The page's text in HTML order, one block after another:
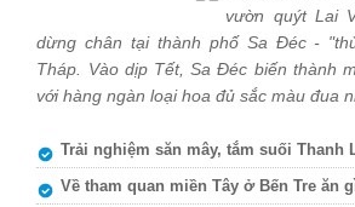
vườn quýt Lai
dừng chân tại thành phố Sa Đéc -
Tháp. Vào dịp Tết, Sa Đéc biến thành
với hàng ngàn loại hoa đủ sắc màu đua
Trải nghiệm săn mây, tắm suối Thanh
Về tham quan miền Tây ở Bến Tre ăn